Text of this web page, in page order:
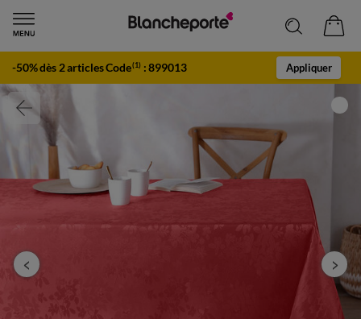
-50% dès 2 articles Code(1) :899013 Appliquer